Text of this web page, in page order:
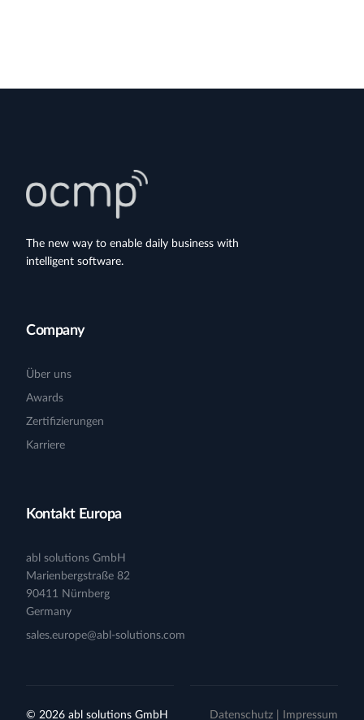
The new way to enable daily business with
intelligent software.
Company
Über uns
Awards
Zertifizierungen
Karriere
Kontakt Europa
abl solutions GmbH
Marienbergstraße 82
90411 Nürnberg
Germany
sales.europe@abl-solutions.com
© 2026 abl solutions GmbH Datenschutz| Impressum